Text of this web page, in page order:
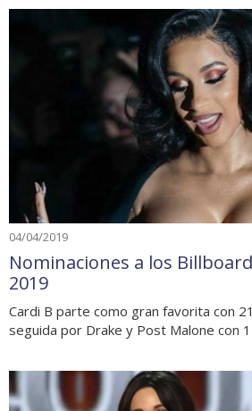
04/04/2019
Nominaciones a los
2019
Cardi B parte como gran favorita con
seguida por Drake y Post Malone con